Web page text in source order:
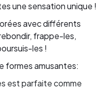
une sensation unique !
avec différents
frappe-les,
les !
formes amusantes:
est parfaite comme